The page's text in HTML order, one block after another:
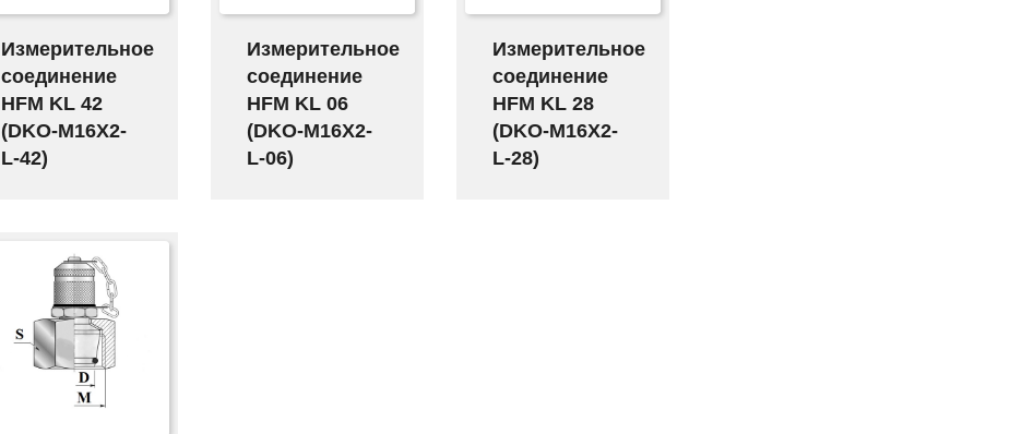
Измерительное
соединение
HFM KL 42
(DKO-M16X2-
L-42)
Измерительное
соединение
HFM KL 06
(DKO-M16X2-
L-06)
Измерительное
соединение
HFM KL 28
(DKO-M16X2-
L-28)